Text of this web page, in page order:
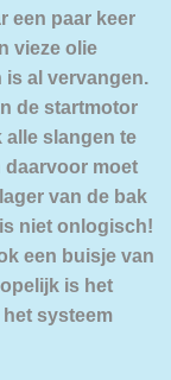
een paar keer
vieze olie
al vervangen.
de startmotor
alle slangen te
daarvoor moet
van de bak
niet onlogisch!
een buisje van
is het
systeem